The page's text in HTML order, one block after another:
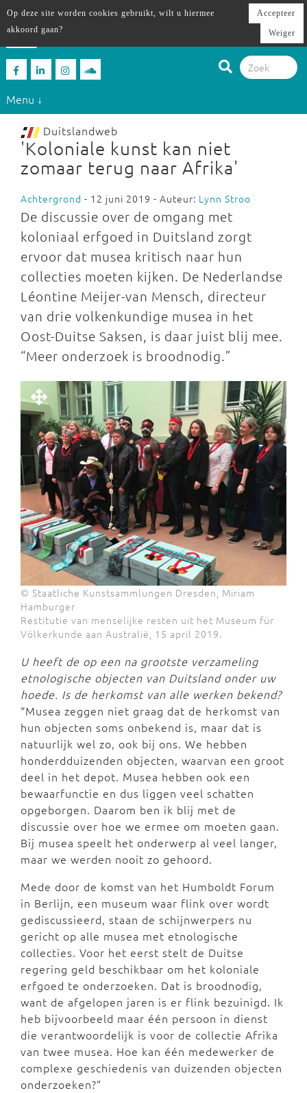
Menu ↓
Duitslandweb
'Koloniale kunst kan niet
zomaar terug naar Afrika'
Achtergrond - 12 juni 2019 - Auteur: Lynn Stroo
De discussie over de omgang met
koloniaal erfgoed in Duitsland zorgt
ervoor dat musea kritisch naar hun
collecties moeten kijken. De Nederlandse
Léontine Meijer-van Mensch, directeur
van drie volkenkundige musea in het
Oost-Duitse Saksen, is daar juist blij mee.
“Meer onderzoek is broodnodig.”
© Staatliche Kunstsammlungen Dresden, Miriam
Hamburger
Restitutie van menselijke resten uit het Museum für
Völkerkunde aan Australië, 15 april 2019.
U heeft de op een na grootste verzameling
etnologische objecten van Duitsland onder uw
hoede. Is de herkomst van alle werken bekend?
“Musea zeggen niet graag dat de herkomst van
hun objecten soms onbekend is, maar dat is
natuurlijk wel zo, ook bij ons. We hebben
honderdduizenden objecten, waarvan een groot
deel in het depot. Musea hebben ook een
bewaarfunctie en dus liggen veel schatten
opgeborgen. Daarom ben ik blij met de
discussie over hoe we ermee om moeten gaan.
Bij musea speelt het onderwerp al veel langer,
maar we werden nooit zo gehoord.
Mede door de komst van het Humboldt Forum
in Berlijn, een museum waar flink over wordt
gediscussieerd, staan de schijnwerpers nu
gericht op alle musea met etnologische
collecties. Voor het eerst stelt de Duitse
regering geld beschikbaar om het koloniale
erfgoed te onderzoeken. Dat is broodnodig,
want de afgelopen jaren is er flink bezuinigd. Ik
heb bijvoorbeeld maar één persoon in dienst
die verantwoordelijk is voor de collectie Afrika
van twee musea. Hoe kan één medewerker de
complexe geschiedenis van duizenden objecten
onderzoeken?”
Op deze site worden cookies gebruikt, wilt u hiermee
akkoord gaan?
Accepteer
Weiger